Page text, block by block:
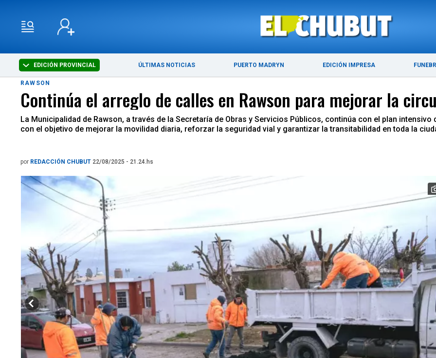
EDICIÓN PROVINCIAL ÚLTIMAS NOTICIAS PUERTO MADRYN EDICIÓN IMPRESA
ÚLTIMAS NOTICIAS PUERTO MADRYN
RAWSON
Continúa el arreglo de calles en Rawson para mejorar la
La Municipalidad de Rawson, a través de la Secretaría de Obras y Servicios Públicos, continúa con el plan
con el objetivo de mejorar la movilidad diaria, reforzar la seguridad vial y garantizar la transitabilidad en toda la
por REDACCIÓN CHUBUT 22/08/2025 - 21.24.hs